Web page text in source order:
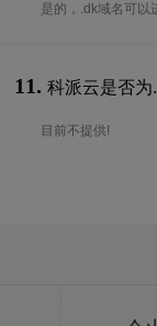
是的，.dk域名可以
11. 科派云是否为
目前不提供!